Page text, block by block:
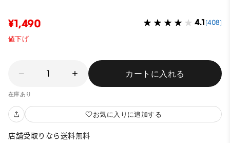
¥1,490 4.1 (408)
値下げ
1 カートに入れる
在庫あり
お気に入りに追加する
店舗受取りなら送料無料